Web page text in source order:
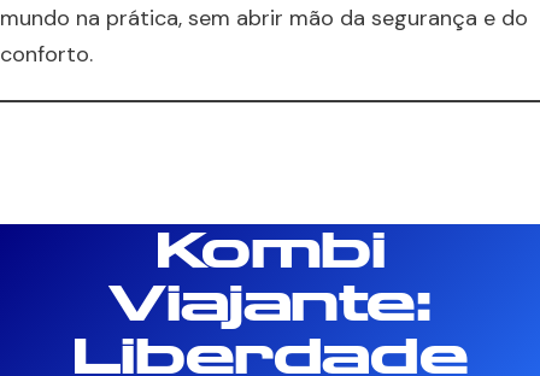
mundo na prática, sem abrir mão da segurança e do
conforto.
Kombi
Viajante:
Liberdade